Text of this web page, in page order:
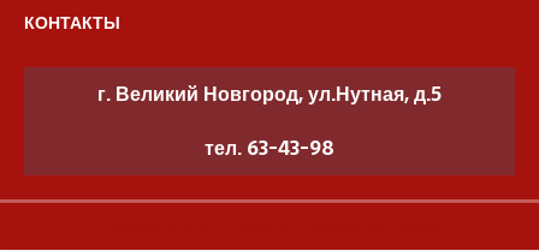
КОНТАКТЫ
г. Великий Новгород, ул.Нутная, д.5
тел. 63-43-98